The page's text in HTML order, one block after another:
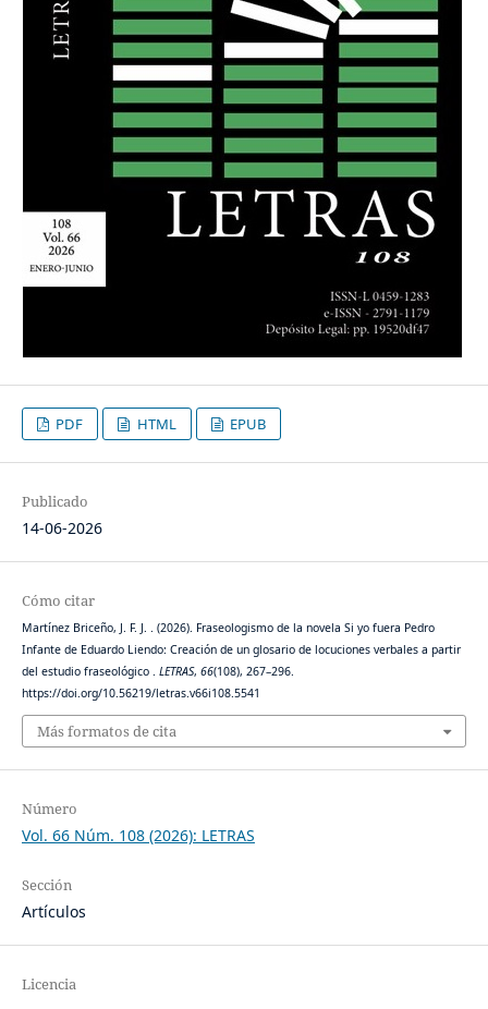
PDF HTML EPUB
Publicado
14-06-2026
Cómo citar
Martínez Briceño, J. F. J. . (2026). Fraseologismo de la novela Si yo fuera Pedro
Infante de Eduardo Liendo: Creación de un glosario de locuciones verbales a partir
del estudio fraseológico . LETRAS, 66(108), 267–296.
https://doi.org/10.56219/letras.v66i108.5541
Más formatos de cita
Número
Vol. 66 Núm. 108 (2026): LETRAS
Sección
Artículos
Licencia